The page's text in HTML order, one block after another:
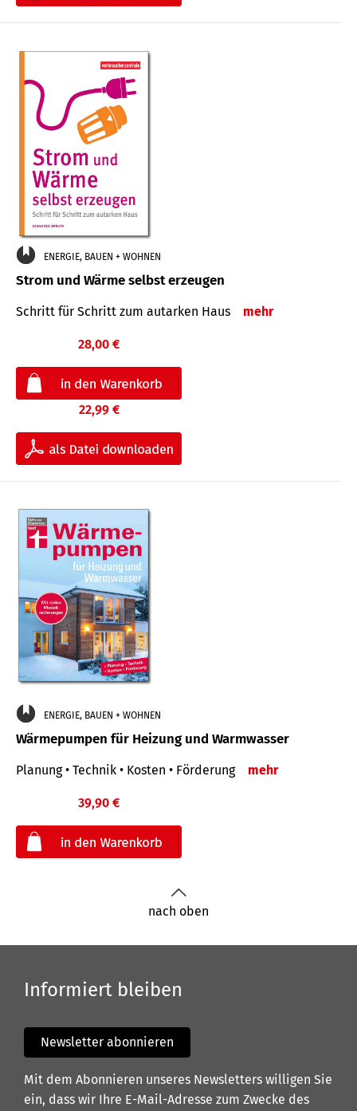
ENERGIE, BAUEN + WOHNEN
Strom und Wärme selbst erzeugen
Schritt für Schritt zum autarken Haus mehr
28,00 €
22,99 €
ENERGIE, BAUEN + WOHNEN
Wärmepumpen für Heizung und Warmwasser
Planung • Technik • Kosten • Förderung mehr
39,90 €
nach oben
Informiert bleiben
Newsletter abonnieren
Mit dem Abonnieren unseres Newsletters willigen Sie
ein, dass wir Ihre E-Mail-Adresse zum Zwecke des